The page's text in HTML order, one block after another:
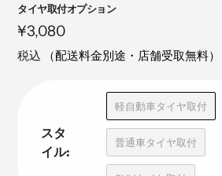
注
目
の
タイヤ取付オプション
定
価
¥3,080
税込 （配送料金別途・店舗受取無料）
スタ
イル:
軽自動車タイヤ取付
普通車タイヤ取付